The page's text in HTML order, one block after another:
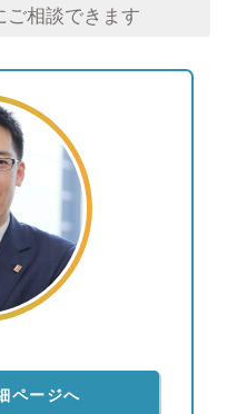
相談できます
ページへ